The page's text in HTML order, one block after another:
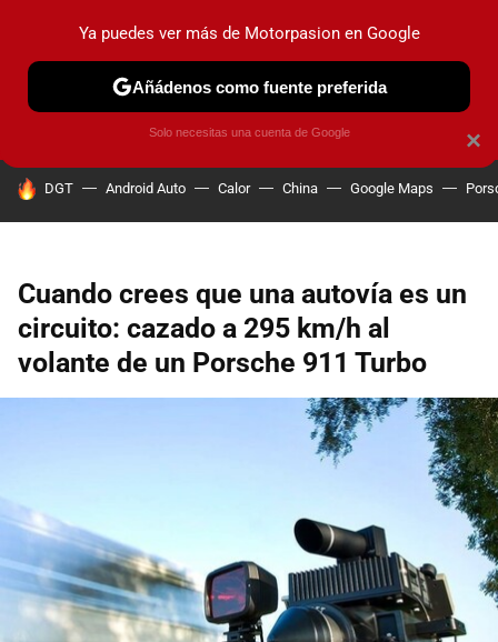
PRUEBAS COCHES ELÉCTRICOS OBSERVATORIO
HOY SE HABLA DE
DGT Android Auto Calor China Google Maps
Cuando crees que una autovía es un
circuito: cazado a 295 km/h al
volante de un Porsche 911 Turbo
×
Ya puedes ver más de Motorpasion en Google
Añádenos como fuente preferida
Solo necesitas una cuenta de Google